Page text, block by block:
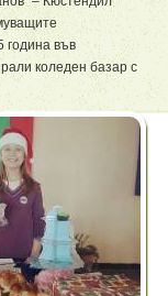
година във
коледен базар с